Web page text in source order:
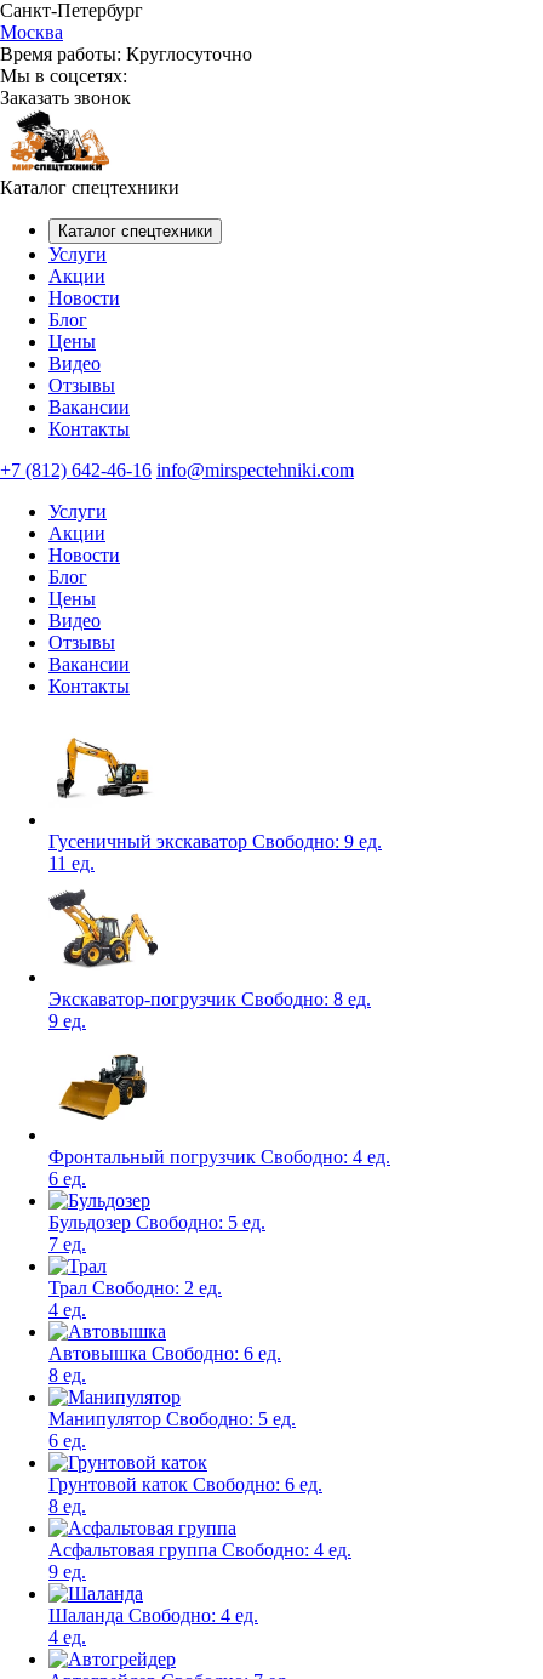
Санкт-Петербург
Москва
Время работы: Круглосуточно
Мы в соцсетях:
Заказать звонок
Каталог спецтехники
Каталог спецтехники
Услуги
Акции
Новости
Блог
Цены
Видео
Отзывы
Вакансии
Контакты
+7 (812) 642-46-16 info@mirspectehniki.com
Услуги
Акции
Новости
Блог
Цены
Видео
Отзывы
Вакансии
Контакты
Гусеничный экскаватор Свободно: 9 ед.
11 ед.
Экскаватор-погрузчик Свободно: 8 ед.
9 ед.
Фронтальный погрузчик Свободно: 4 ед.
6 ед.
Бульдозер Свободно: 5 ед.
7 ед.
Трал Свободно: 2 ед.
4 ед.
Автовышка Свободно: 6 ед.
8 ед.
Манипулятор Свободно: 5 ед.
6 ед.
Грунтовой каток Свободно: 6 ед.
8 ед.
Асфальтовая группа Свободно: 4 ед.
9 ед.
Шаланда Свободно: 4 ед.
4 ед.